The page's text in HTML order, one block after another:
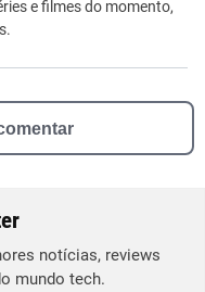
e filmes do momento,
notícias, reviews
mundo tech.